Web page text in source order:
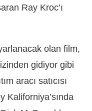
Ray Kroc’ı
olan film,
izinden gidiyor gibi
aracı satıcısı
Kaliforniya’sında